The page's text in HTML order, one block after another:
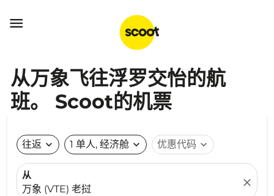

从万象飞往浮罗交怡的航
班。 Scoot的机票
往返 expand_more 1 单人, 经济舱 expand_more 优惠代码 expand_more
从
万象 (VTE) 老挝
close